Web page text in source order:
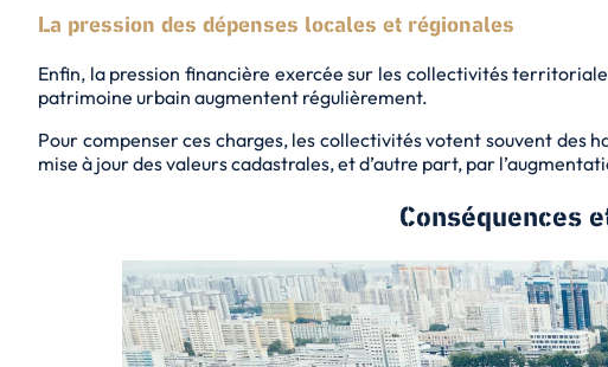
La pression des dépenses locales et régionales
Enfin, la pression financière exercée sur les collectivités
patrimoine urbain augmentent régulièrement.
Pour compenser ces charges, les collectivités votent souvent des
mise à jour des valeurs cadastrales, et d’autre part, par
Conséquences